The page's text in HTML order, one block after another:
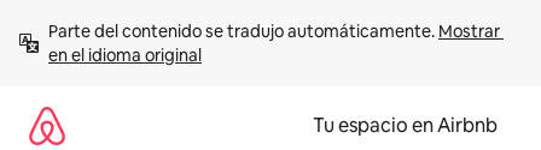
contenido
Parte del contenido se tradujo automáticamente. Mostrar
en el idioma original
Tu espacio en Airbnb